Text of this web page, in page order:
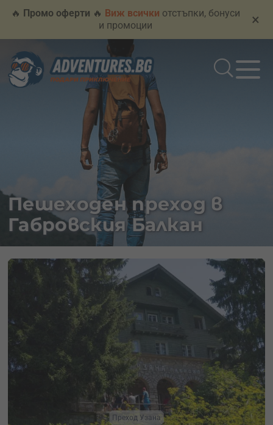
🔥 Промо оферти 🔥 Виж всички отстъпки, бонуси
и промоции
×
Пешеходен преход в
Габровския Балкан
Преход с хапване